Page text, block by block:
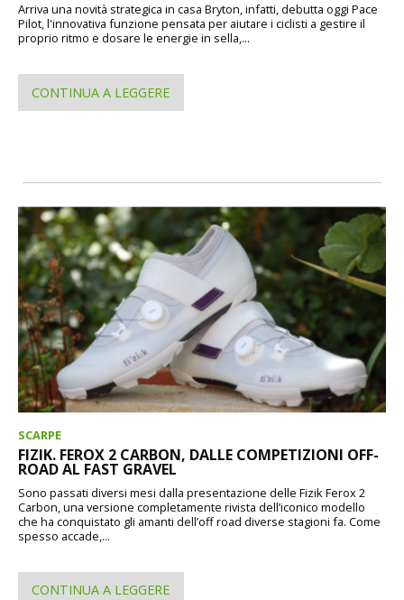
Arriva una novità strategica in casa Bryton, infatti, debutta oggi Pace
Pilot, l'innovativa funzione pensata per aiutare i ciclisti a gestire il
proprio ritmo e dosare le energie in sella,...
CONTINUA A LEGGERE
SCARPE
FIZIK. FEROX 2 CARBON, DALLE COMPETIZIONI OFF-
ROAD AL FAST GRAVEL
Sono passati diversi mesi dalla presentazione delle Fizik Ferox 2
Carbon, una versione completamente rivista dell’iconico modello
che ha conquistato gli amanti dell’off road diverse stagioni fa. Come
spesso accade,...
CONTINUA A LEGGERE